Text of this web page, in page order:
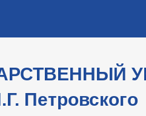
Петровского